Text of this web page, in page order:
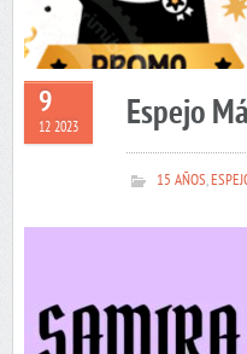
9
12 2023 Espejo
15 AÑOS,